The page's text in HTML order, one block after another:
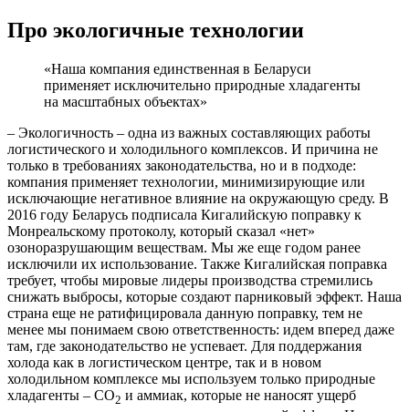
Про экологичные технологии
«Наша компания единственная в Беларуси
применяет исключительно природные хладагенты
на масштабных объектах»
– Экологичность – одна из важных составляющих работы
логистического и холодильного комплексов. И причина не
только в требованиях законодательства, но и в подходе:
компания применяет технологии, минимизирующие или
исключающие негативное влияние на окружающую среду. В
2016 году Беларусь подписала Кигалийскую поправку к
Монреальскому протоколу, который сказал «нет»
озоноразрушающим веществам. Мы же еще годом ранее
исключили их использование. Также Кигалийская поправка
требует, чтобы мировые лидеры производства стремились
снижать выбросы, которые создают парниковый эффект. Наша
страна еще не ратифицировала данную поправку, тем не
менее мы понимаем свою ответственность: идем вперед даже
там, где законодательство не успевает. Для поддержания
холода как в логистическом центре, так и в новом
холодильном комплексе мы используем только природные
хладагенты – СО2 и аммиак, которые не наносят ущерб